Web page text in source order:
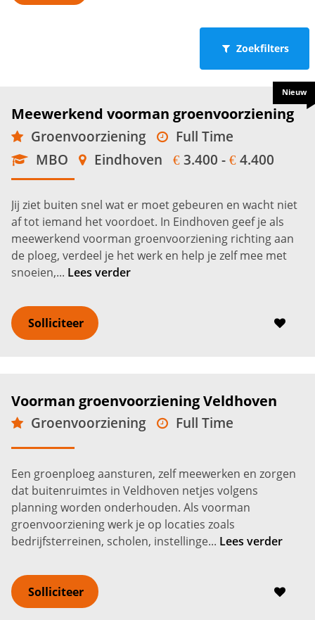
Zoekfilters
Meewerkend voorman groenvoorziening
Groenvoorziening
Full Time
MBO
Eindhoven € 3.400 - € 4.400
Jij ziet buiten snel wat er moet gebeuren en wacht niet
af tot iemand het voordoet. In Eindhoven geef je als
meewerkend voorman groenvoorziening richting aan
de ploeg, verdeel je het werk en help je zelf mee met
snoeien,... Lees verder
Solliciteer
Nieuw
Voorman groenvoorziening Veldhoven
Groenvoorziening
Full Time
MBO
Een groenploeg aansturen, zelf meewerken en zorgen
dat buitenruimtes in Veldhoven netjes volgens
planning worden onderhouden. Als voorman
groenvoorziening werk je op locaties zoals
bedrijfsterreinen, scholen, instellinge... Lees verder
Solliciteer